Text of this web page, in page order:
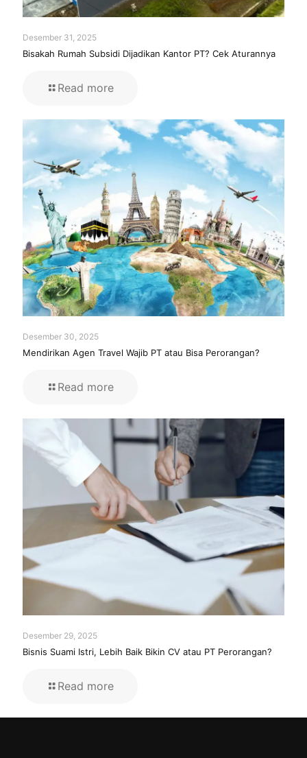
Desember 31, 2025
Bisakah Rumah Subsidi Dijadikan Kantor PT? Cek Aturannya
Read more
Desember 30, 2025
Mendirikan Agen Travel Wajib PT atau Bisa Perorangan?
Read more
Desember 29, 2025
Bisnis Suami Istri, Lebih Baik Bikin CV atau PT Perorangan?
Read more